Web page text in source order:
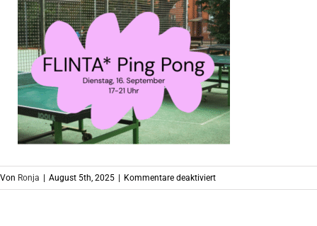
Von Ronja August 5th, 2025 Kommentare deaktiviertfür
flinta